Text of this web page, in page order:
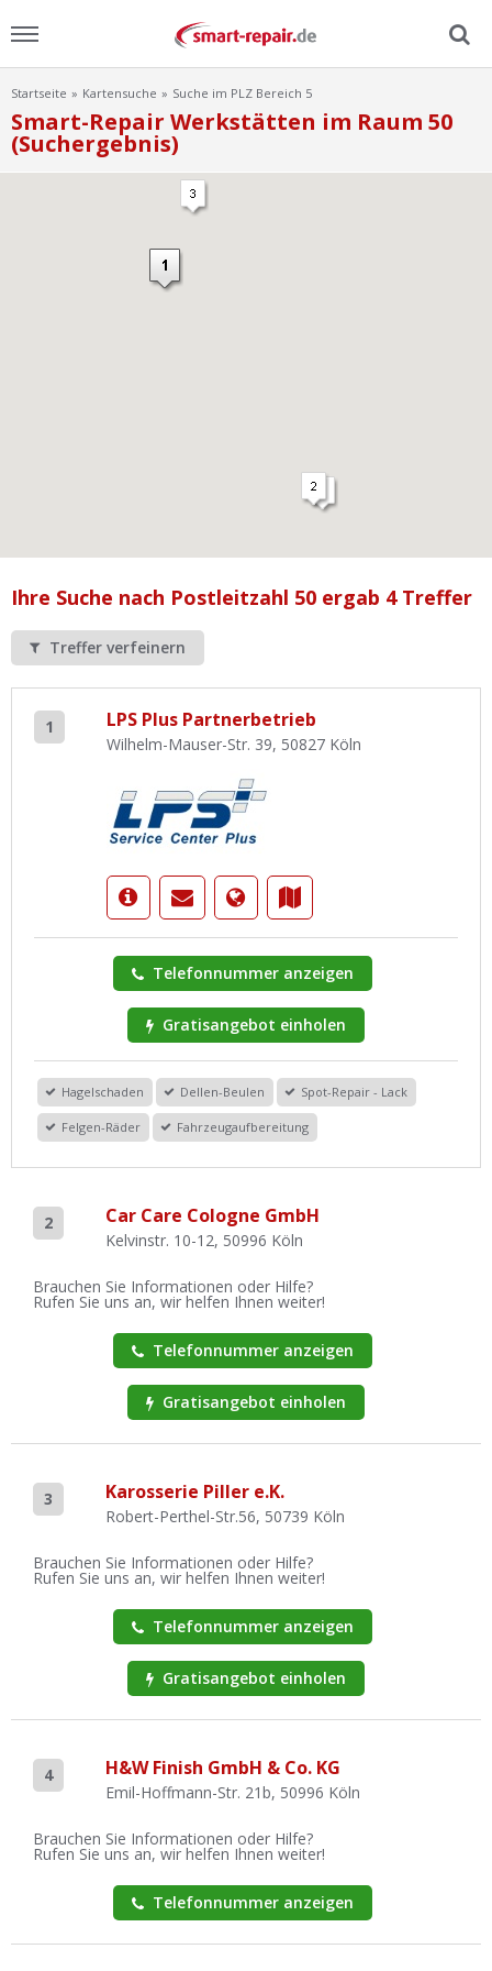
Menu
Home
Ist Ihre Werkstatt schon dabei?
Werkstatt Login
Startseite Kartensuche Suche im PLZ Bereich 5
Smart-Repair Werkstätten im Raum 50
(Suchergebnis)
Ihre Suche nach Postleitzahl 50 ergab 4 Treffer
Treffer verfeinern
1 LPS Plus Partnerbetrieb
Wilhelm-Mauser-Str. 39, 50827 Köln
Telefonnummer anzeigen
Gratisangebot einholen
Hagelschaden Dellen-Beulen Spot-Repair - Lack
Felgen-Räder Fahrzeugaufbereitung
2 Car Care Cologne GmbH
Kelvinstr. 10-12, 50996 Köln
Brauchen Sie Informationen oder Hilfe?
Rufen Sie uns an, wir helfen Ihnen weiter!
Telefonnummer anzeigen
Gratisangebot einholen
3 Karosserie Piller e.K.
Robert-Perthel-Str.56, 50739 Köln
Brauchen Sie Informationen oder Hilfe?
Rufen Sie uns an, wir helfen Ihnen weiter!
Telefonnummer anzeigen
Gratisangebot einholen
4 H&W Finish GmbH & Co. KG
Emil-Hoffmann-Str. 21b, 50996 Köln
Brauchen Sie Informationen oder Hilfe?
Rufen Sie uns an, wir helfen Ihnen weiter!
Telefonnummer anzeigen